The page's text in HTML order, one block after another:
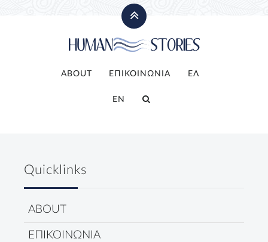
ABOUT ΕΠΙΚΟΙΝΩΝΙΑ ΕΛ
EN
Quicklinks
ABOUT
ΕΠΙΚΟΙΝΩΝΙΑ